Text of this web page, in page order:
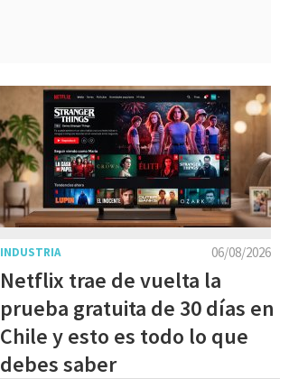
06/08/2026
INDUSTRIA
Netflix trae de vuelta la
prueba gratuita de 30 días en
Chile y esto es todo lo que
debes saber